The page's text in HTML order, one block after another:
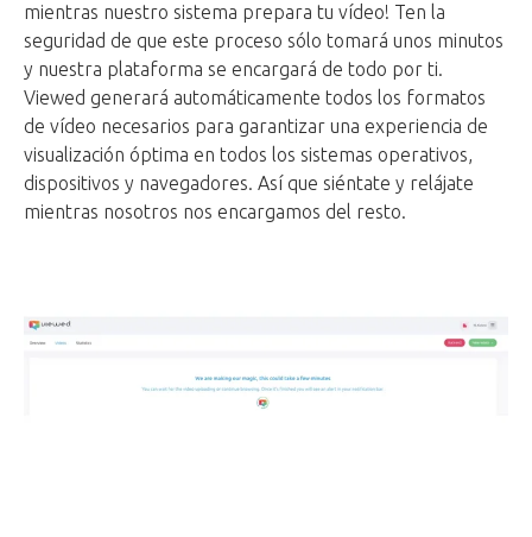
mientras nuestro sistema prepara tu vídeo! Ten la
seguridad de que este proceso sólo tomará unos minutos
y nuestra plataforma se encargará de todo por ti.
Viewed generará automáticamente todos los formatos
de vídeo necesarios para garantizar una experiencia de
visualización óptima en todos los sistemas operativos,
dispositivos y navegadores. Así que siéntate y relájate
mientras nosotros nos encargamos del resto.